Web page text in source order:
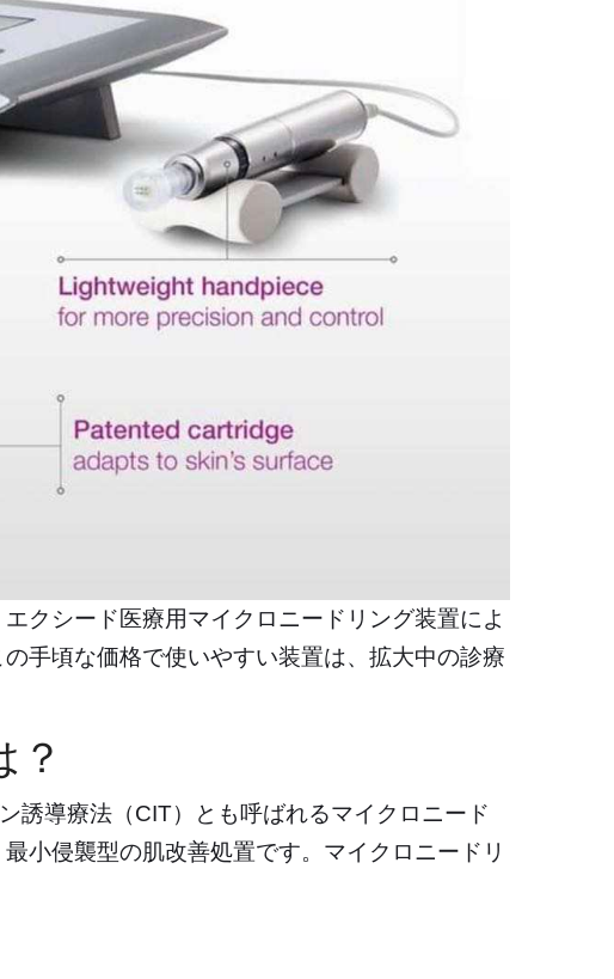
クシード医療用マイクロニードリング装置によ
手頃な価格で使いやすい装置は、拡大中の診療
？
誘導療法（CIT）とも呼ばれるマイクロニード
小侵襲型の肌改善処置です。マイクロニードリ